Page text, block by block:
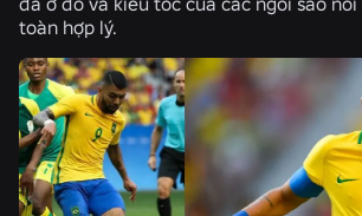
toàn hợp lý.